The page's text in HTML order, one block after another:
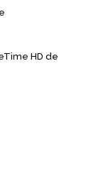
HD de